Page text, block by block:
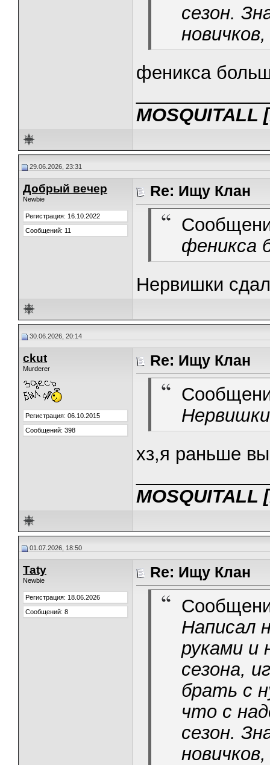
сезон.
феникса
MOSQUITALL
29.06.2026, 23:31
Добрый вечер
Newbie
Регистрация: 16.10.2022
Сообщений: 11
Re: Ищу Клан
феникса
Нервишки
30.06.2026, 20:14
ckut
Murderer
Регистрация: 06.10.2015
Сообщений: 398
Re: Ищу Клан
хз,я раньше
MOSQUITALL
01.07.2026, 18:50
Taty
Newbie
Регистрация: 18.06.2026
Сообщений: 8
Re: Ищу Клан
Написал
руками и
сезона,
брать с
что с
сезон.